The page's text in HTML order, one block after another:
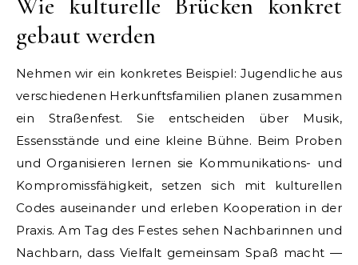
Wie kulturelle Brücken konkret
gebaut werden
Nehmen wir ein konkretes Beispiel: Jugendliche aus
verschiedenen Herkunftsfamilien planen zusammen
ein Straßenfest. Sie entscheiden über Musik,
Essensstände und eine kleine Bühne. Beim Proben
und Organisieren lernen sie Kommunikations- und
Kompromissfähigkeit, setzen sich mit kulturellen
Codes auseinander und erleben Kooperation in der
Praxis. Am Tag des Festes sehen Nachbarinnen und
Nachbarn, dass Vielfalt gemeinsam Spaß macht —